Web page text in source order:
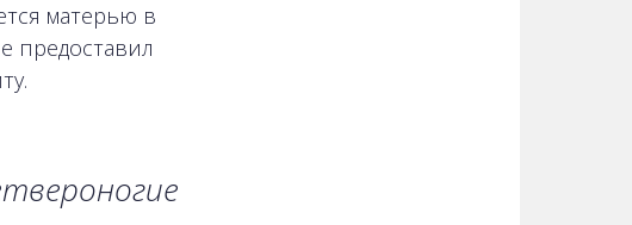
матерью в
предоставил